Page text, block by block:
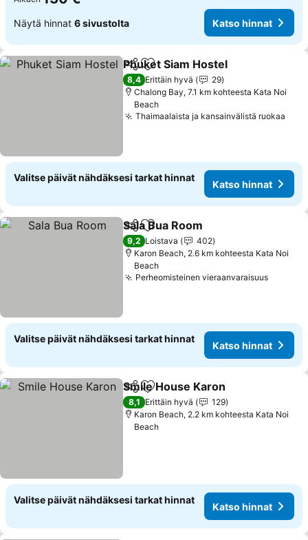
Näytä hinnat 6 sivustolta Katso hinnat
Jaa Lisää suosikkeihin
Phuket Siam Hostel
8,4 Erittäin hyvä
29
Chalong Bay, 7.1 km kohteesta Kata Noi
Beach
Thaimaalaista ja kansainvälistä ruokaa
Valitse päivät nähdäksesi tarkat hinnat
Katso hinnat
Jaa Lisää suosikkeihin
Sala Bua Room
9,2 Loistava
402
Karon Beach, 2.6 km kohteesta Kata Noi
Beach
Perheomisteinen vieraanvaraisuus
Valitse päivät nähdäksesi tarkat hinnat
Katso hinnat
Jaa Lisää suosikkeihin
Smile House Karon
8,1 Erittäin hyvä
129
Karon Beach, 2.2 km kohteesta Kata Noi
Beach
Valitse päivät nähdäksesi tarkat hinnat
Katso hinnat